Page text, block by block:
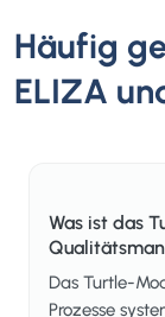
Häufig
ELIZA
Was ist das
Das Turtle-
Prozesse